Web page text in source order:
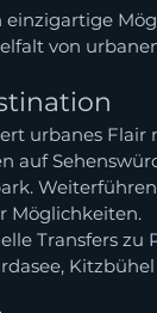
von
urbanes
auf
Möglichkeiten.
Transfers